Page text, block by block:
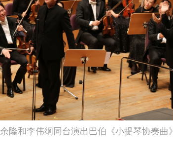
余隆和李伟纲同台演出巴伯《小提琴协奏曲》